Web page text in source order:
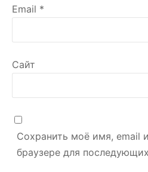
Email *
Сайт
Сохранить моё имя, email
браузере для